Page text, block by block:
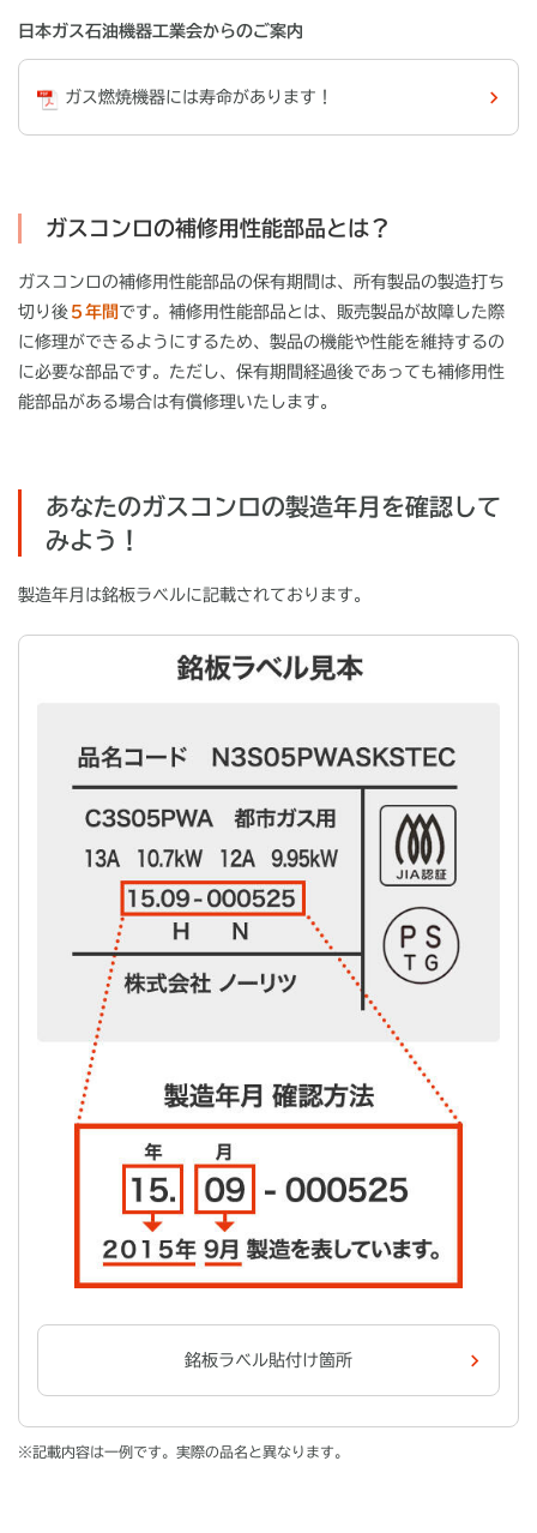
日本ガス石油機器工業会からのご案内
ガス燃焼機器には寿命があります！
ガスコンロの補修用性能部品とは？
ガスコンロの補修用性能部品の保有期間は、所有製品の製造打ち
切り後 ５年間 です。補修用性能部品とは、販売製品が故障した際
に修理ができるようにするため、製品の機能や性能を維持するの
に必要な部品です。ただし、保有期間経過後であっても補修用性
能部品がある場合は有償修理いたします。
あなたのガスコンロの製造年月を確認して
みよう！
製造年月は銘板ラベルに記載されております。
銘板ラベル貼付け箇所
※記載内容は一例です。実際の品名と異なります。